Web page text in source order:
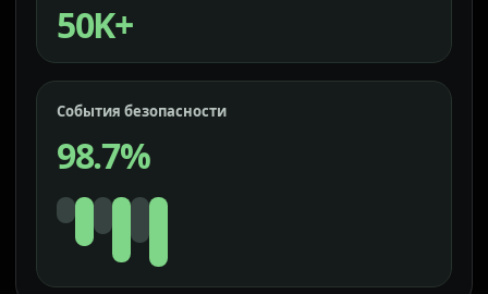
50K+
События безопасности
98.7%